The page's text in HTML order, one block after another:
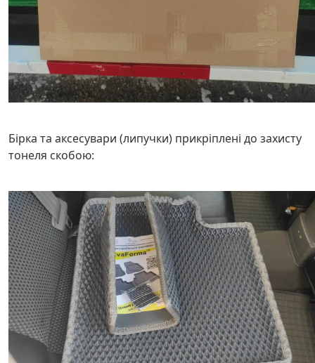
Бірка та аксесувари (липучки) прикріплені до захисту
тонеля скобою: